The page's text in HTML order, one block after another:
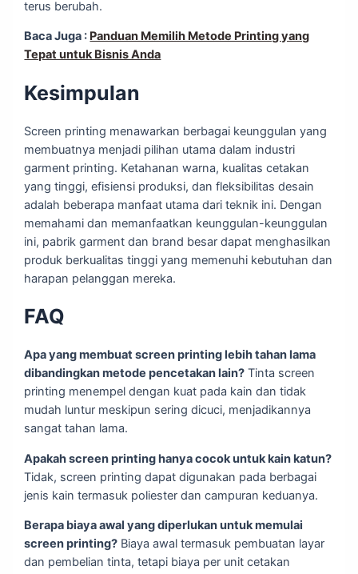
terus berubah.
Baca Juga : Panduan Memilih Metode Printing yang
Tepat untuk Bisnis Anda
Kesimpulan
Screen printing menawarkan berbagai keunggulan yang
membuatnya menjadi pilihan utama dalam industri
garment printing. Ketahanan warna, kualitas cetakan
yang tinggi, efisiensi produksi, dan fleksibilitas desain
adalah beberapa manfaat utama dari teknik ini. Dengan
memahami dan memanfaatkan keunggulan-keunggulan
ini, pabrik garment dan brand besar dapat menghasilkan
produk berkualitas tinggi yang memenuhi kebutuhan dan
harapan pelanggan mereka.
FAQ
Apa yang membuat screen printing lebih tahan lama
dibandingkan metode pencetakan lain? Tinta screen
printing menempel dengan kuat pada kain dan tidak
mudah luntur meskipun sering dicuci, menjadikannya
sangat tahan lama.
Apakah screen printing hanya cocok untuk kain katun?
Tidak, screen printing dapat digunakan pada berbagai
jenis kain termasuk poliester dan campuran keduanya.
Berapa biaya awal yang diperlukan untuk memulai
screen printing? Biaya awal termasuk pembuatan layar
dan pembelian tinta, tetapi biaya per unit cetakan